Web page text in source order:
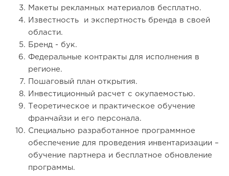
Макеты рекламных материалов бесплатно.
Известность и экспертность бренда в своей
области.
Бренд - бук.
Федеральные контракты для исполнения в
регионе.
Пошаговый план открытия.
Инвестиционный расчет с окупаемостью.
Теоретическое и практическое обучение
франчайзи и его персонала.
Специально разработанное программное
обеспечение для проведения инвентаризации –
обучение партнера и бесплатное обновление
программы.